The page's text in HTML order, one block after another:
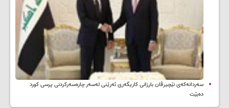
سه‌ردانه‌کەی نێچیرڤان بارزانی كاریگه‌ری ئه‌رێنی له‌سه‌ر چاره‌سه‌ركردنی پرسی كورد
ده‌بێت